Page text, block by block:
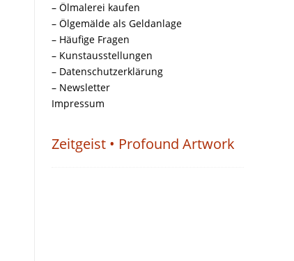
– Ölmalerei kaufen
– Ölgemälde als Geldanlage
– Häufige Fragen
– Kunstausstellungen
– Datenschutzerklärung
– Newsletter
Impressum
Zeitgeist • Profound Artwork